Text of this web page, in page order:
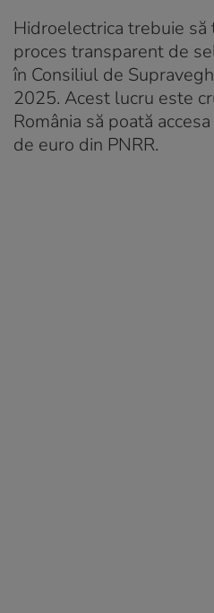
Hidroelectrica trebuie
proces transparent de
în Consiliul de
2025. Acest lucru este
România să poată
de euro din PNRR.